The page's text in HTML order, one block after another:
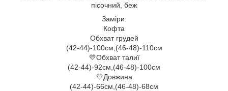
пісочний, беж
Заміри:
Кофта
Обхват грудей
(42-44)-100см,(46-48)-110см
💛Обхват талиї
(42-44)-92см,(46-48)-100см
💛Довжина
(42-44)-66см,(46-48)-68см